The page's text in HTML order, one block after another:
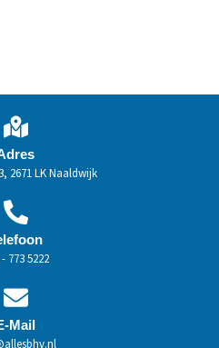
2671 LK Naaldwijk
773 5222
Mail